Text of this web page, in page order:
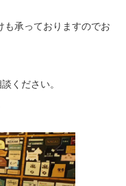
も承っておりますのでお
ください。